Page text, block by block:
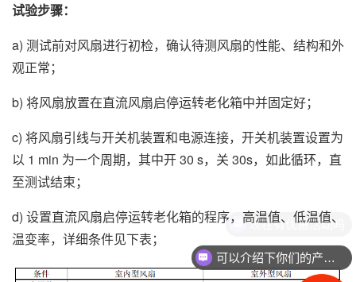
试验步骤：
a) 测试前对风扇进行初检，确认待测风扇的性能、结构和外
观正常；
b) 将风扇放置在直流风扇启停运转老化箱中并固定好；
c) 将风扇引线与开关机装置和电源连接，开关机装置设置为
以 1 min 为一个周期，其中开 30 s，关 30s，如此循环，直
至测试结束；
d) 设置直流风扇启停运转老化箱的程序，高温值、低温值、
温变率，详细条件见下表；
现在有优惠活动吗